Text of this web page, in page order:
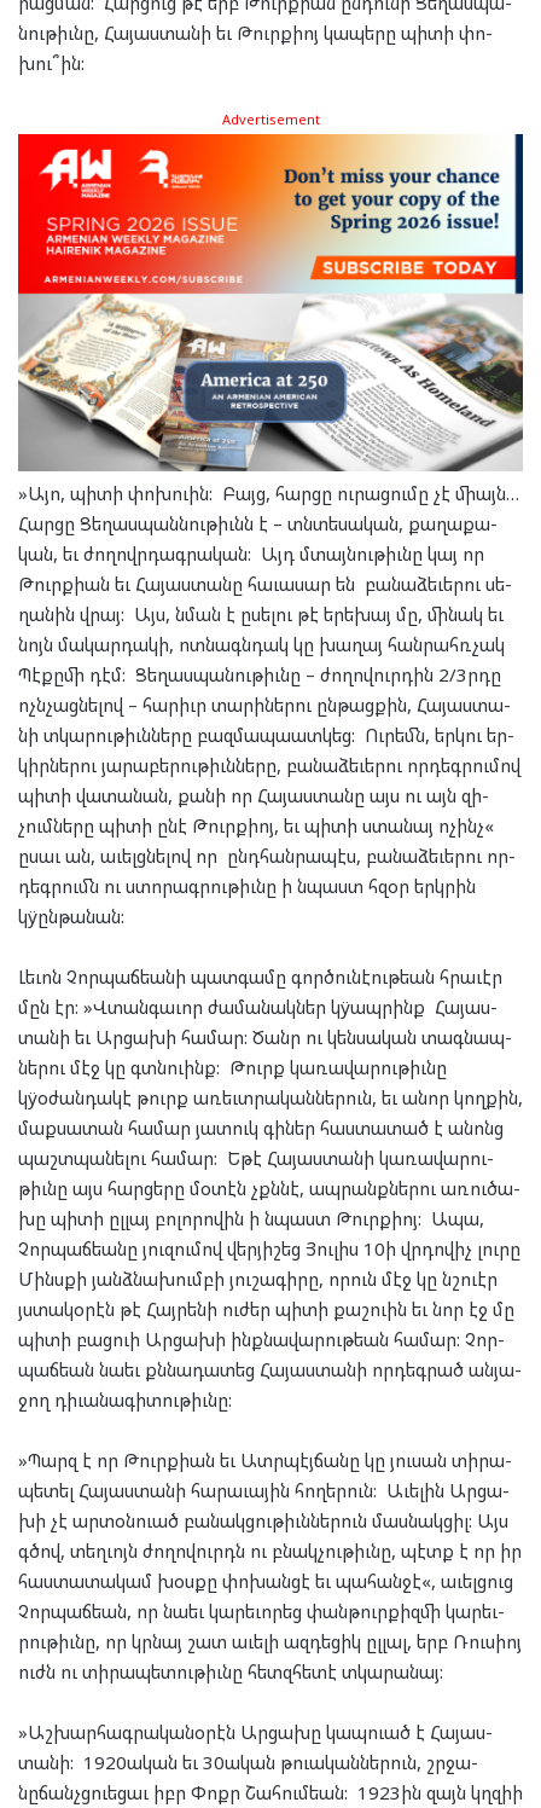
նու­թիւնը, Հա­յաս­տա­նի եւ Թուրք­իոյ կա­պե­րը պի­տի փո­
խու­՞ին:
Advertisement
»Այո, պի­տի փոխ­ուին: Բայց, հար­ցը ու­րա­ցու­մը չէ միայն…
Հար­ցը Ցե­ղաս­պան­նու­թիւնն է – տնտե­սա­կան, քա­ղա­քա­
կան, եւ ժո­ղովր­դագ­րա­կան: Այդ մտայ­նու­թիւնը կայ որ
Թուրք­ի­ան եւ Հա­յաս­տա­նը հա­ւա­սար են բա­նա­ձե­ւե­րու սե­
ղա­նին վրայ: Այս, նման է ըսե­լու թէ երե­խայ մը, մի­նակ եւ
նոյն մա­կար­դա­կի, ոտ­նագն­դակ կը խա­ղայ հան­րահռ­չակ
Պէ­քը­մի դէմ: Ցե­ղաս­պա­նու­թիւնը – ժո­ղո­վուր­դին 2/3րդը
ոչն­չաց­նե­լով – հա­րիւր տա­րի­նե­րու ըն­թաց­քին, Հա­յաս­տա­
նի տկա­րու­թիւն­նե­րը բազ­մա­պա­ատ­կեց: Ու­րեմն, եր­կու եր­
կիր­նե­րու յա­րա­բե­րու­թիւն­նե­րը, բա­նա­ձե­ւե­րու որ­դեգ­րու­մով
պի­տի վա­տա­նան, քա­նի որ Հա­յաս­տա­նը այս ու այն զի­
չում­նե­րը պի­տի ընէ Թուրք­իոյ, եւ պի­տի ստա­նայ ոչինչ«
ըսաւ ան, աւելց­նե­լով որ ընդ­հան­րա­պէս, բա­նա­ձե­ւե­րու որ­
դեգ­րումն ու ստո­րագ­րու­թիւնը ի նպաստ հզօր երկ­րին
կÿըն­թա­նան:
Լե­ւոն Չոր­պաճ­եա­նի պատ­գա­մը գոր­ծու­նէ­ու­թեան հրա­ւէր
մըն էր: »Վտան­գա­ւոր ժա­մա­նակ­ներ կÿապ­րինք Հա­յաս­
տա­նի եւ Ար­ցա­խի հա­մար: Ծանր ու կեն­սա­կան տագ­նապ­
նե­րու մէջ կը գտնուինք: Թուրք կա­ռա­վա­րու­թիւնը
կÿօժան­դա­կէ թուրք առեւտ­րա­կան­նե­րուն, եւ անոր կող­քին,
մաք­սա­տան հա­մար յա­տուկ գի­ներ հաս­տա­տած է անոնց
պաշտ­պա­նե­լու հա­մար: Եթէ Հա­յաս­տա­նի կա­ռա­վա­րու­
թիւնը այս հար­ցե­րը մօ­տէն չքննէ, ապ­րանք­նե­րու առու­ծա­
խը պի­տի ըլ­լայ բո­լո­րո­վին ի նպաստ Թուրք­իոյ: Ապա,
Չոր­պաճ­եա­նը յու­զու­մով վեր­յի­շեց Յու­լիս 10ի վրդո­վիչ լու­րը
Մինս­քի յանձ­նա­խում­բի յու­շա­գի­րը, որուն մէջ կը նշուէր
յստա­կօ­րէն թէ Հայ­րե­նի ու­ժեր պի­տի քաշ­ուին եւ նոր էջ մը
պի­տի բաց­ուի Ար­ցա­խի ինք­նա­վա­րու­թեան հա­մար: Չոր­
պաճ­եան նա­եւ քննա­դա­տեց Հա­յաս­տա­նի որ­դեգ­րած ան­յա­
ջող դիւա­նա­գի­տու­թիւնը:
»Պարզ է որ Թուրք­ի­ան եւ Ատր­պէյ­ճա­նը կը յու­սան տի­րա­
պե­տել Հա­յաս­տա­նի հա­րա­ւա­յին հո­ղե­րուն: Աւե­լին Ար­ցա­
խի չէ ար­տօն­ուած բա­նակ­ցու­թիւն­նե­րուն մաս­նակ­ցիլ: Այս
գծով, տեղ­ւոյն ժո­ղո­վուրդն ու բնակ­չու­թիւնը, պէտք է որ իր
հաս­տա­տա­կամ խօս­քը փո­խան­ցէ եւ պա­հան­ջէ«, աւել­ցուց
Չոր­պաճ­եան, որ նա­եւ կա­րե­ւո­րեց փան­թուր­քիզ­մի կա­րեւ­
րու­թիւնը, որ կրնայ շատ աւել­ի ազ­դե­ցիկ ըլ­լալ, երբ Ռուս­իոյ
ուժն ու տի­րա­պե­տու­թիւնը հետզ­հե­տէ տկա­րա­նայ:
»Աշ­խար­հագ­րա­կա­նօ­րէն Ար­ցա­խը կապ­ուած է Հա­յաս­
տա­նի: 1920ական եւ 30ական թուա­կան­նե­րուն, շրջա­
նըճանչց­ուե­ցաւ իբր Փոքր Շա­հում­եան: 1923ին զայն կղզիի